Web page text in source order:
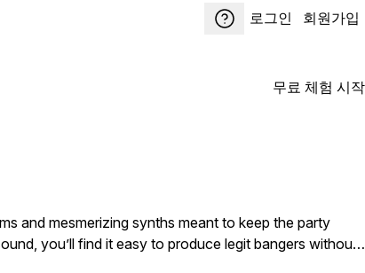
로그인 회원가입
무료 체험 시작
and mesmerizing synths meant to keep the party
you’ll find it easy to produce legit bangers without